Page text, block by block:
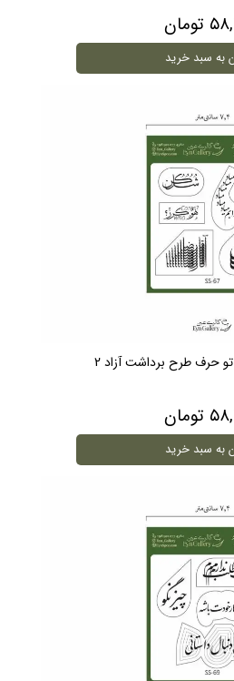
به سبد خرید
حرف طرح برداشت آزاد 2
به سبد خرید